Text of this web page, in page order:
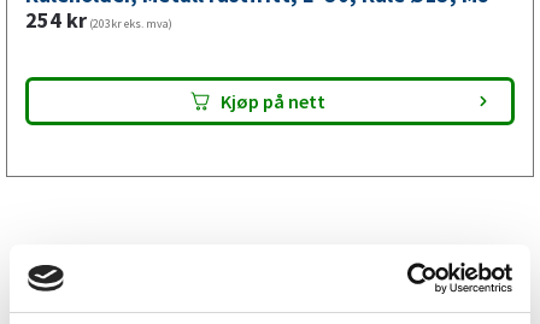
mm,
antall
254 kr (203kr eks. mva)
Kjøp på nett